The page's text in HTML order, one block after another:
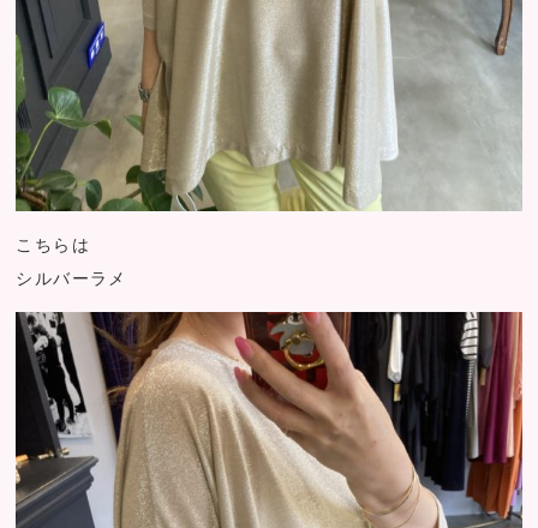
こちらは
シルバーラメ